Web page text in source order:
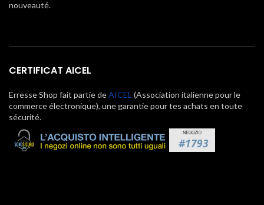
nouveauté.
CERTIFICAT AICEL
Erresse Shop fait partie deAICEL (Association italienne pour le
commerce électronique), une garantie pour tes achats en toute
sécurité.